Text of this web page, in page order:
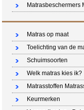
Matrasbeschermers
Matras op maat
Toelichting van de
Schuimsoorten
Welk matras kies ik?
Matrasstoffen
Keurmerken